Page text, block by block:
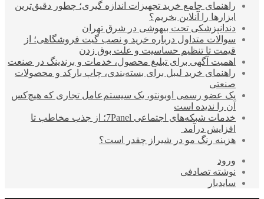
راهنمای جامع خرید تجهیزات اندازه گیری؛ چطور دقیق‌ترین
ابزارها را آنلاین بخریم؟
دندانپزشکی تحت بیهوشی در شرق تهران
سوالات متداول درباره خرید و نصب گیت فروشگاهی؛ از
قیمت تا تنظیم حساسیت و علت بوق زدن
اهمیت آگهی برای تبلیغ محصول، خدمات و برندینگ در صنعت
راهنمای خرید لیبل برای بسته‌بندی، چاپ بارکد و محصولات
صنعتی
یک عضو رسمی اوبونتو، یک سیستم‌عامل تجاری که هیچ‌کس
آن را ندیده است
خدمات شبکه‌های اجتماعی 7Panel؛ از جذب مخاطب تا
افزایش درآمد
هزینه رنگ مو در شیراز چقدر است؟
ورود
نوشته تصادفی
سایدبار